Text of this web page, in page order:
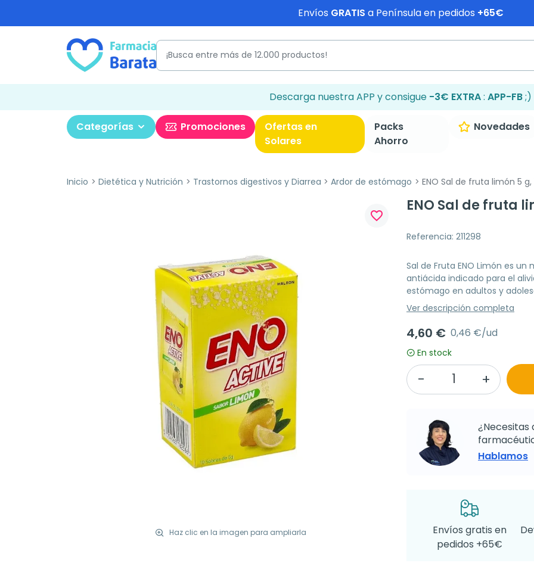
Envíos GRATIS a Península en pedidos +65€
Descarga nuestra APP y consigue -3€ EXTRA: APP-FB;)
Categorías Promociones
Ofertas en
Solares
Packs
Ahorro
Novedades
Inicio Dietética y Nutrición Trastornos digestivos y Diarrea Ardor de estómago ENO Sal de fruta limón 5 g,
Haz clic en la imagen para ampliarla
favorite_border
ENO Sal de fruta
Referencia: 211298
Sal de Fruta ENO Limón es
antiácida indicado para el
estómago en adultos y
Ver descripción completa
4,60 € 0,46 €/ud
En stock
¿Necesitas
Hablamos
Envíos gratis en
pedidos +65€